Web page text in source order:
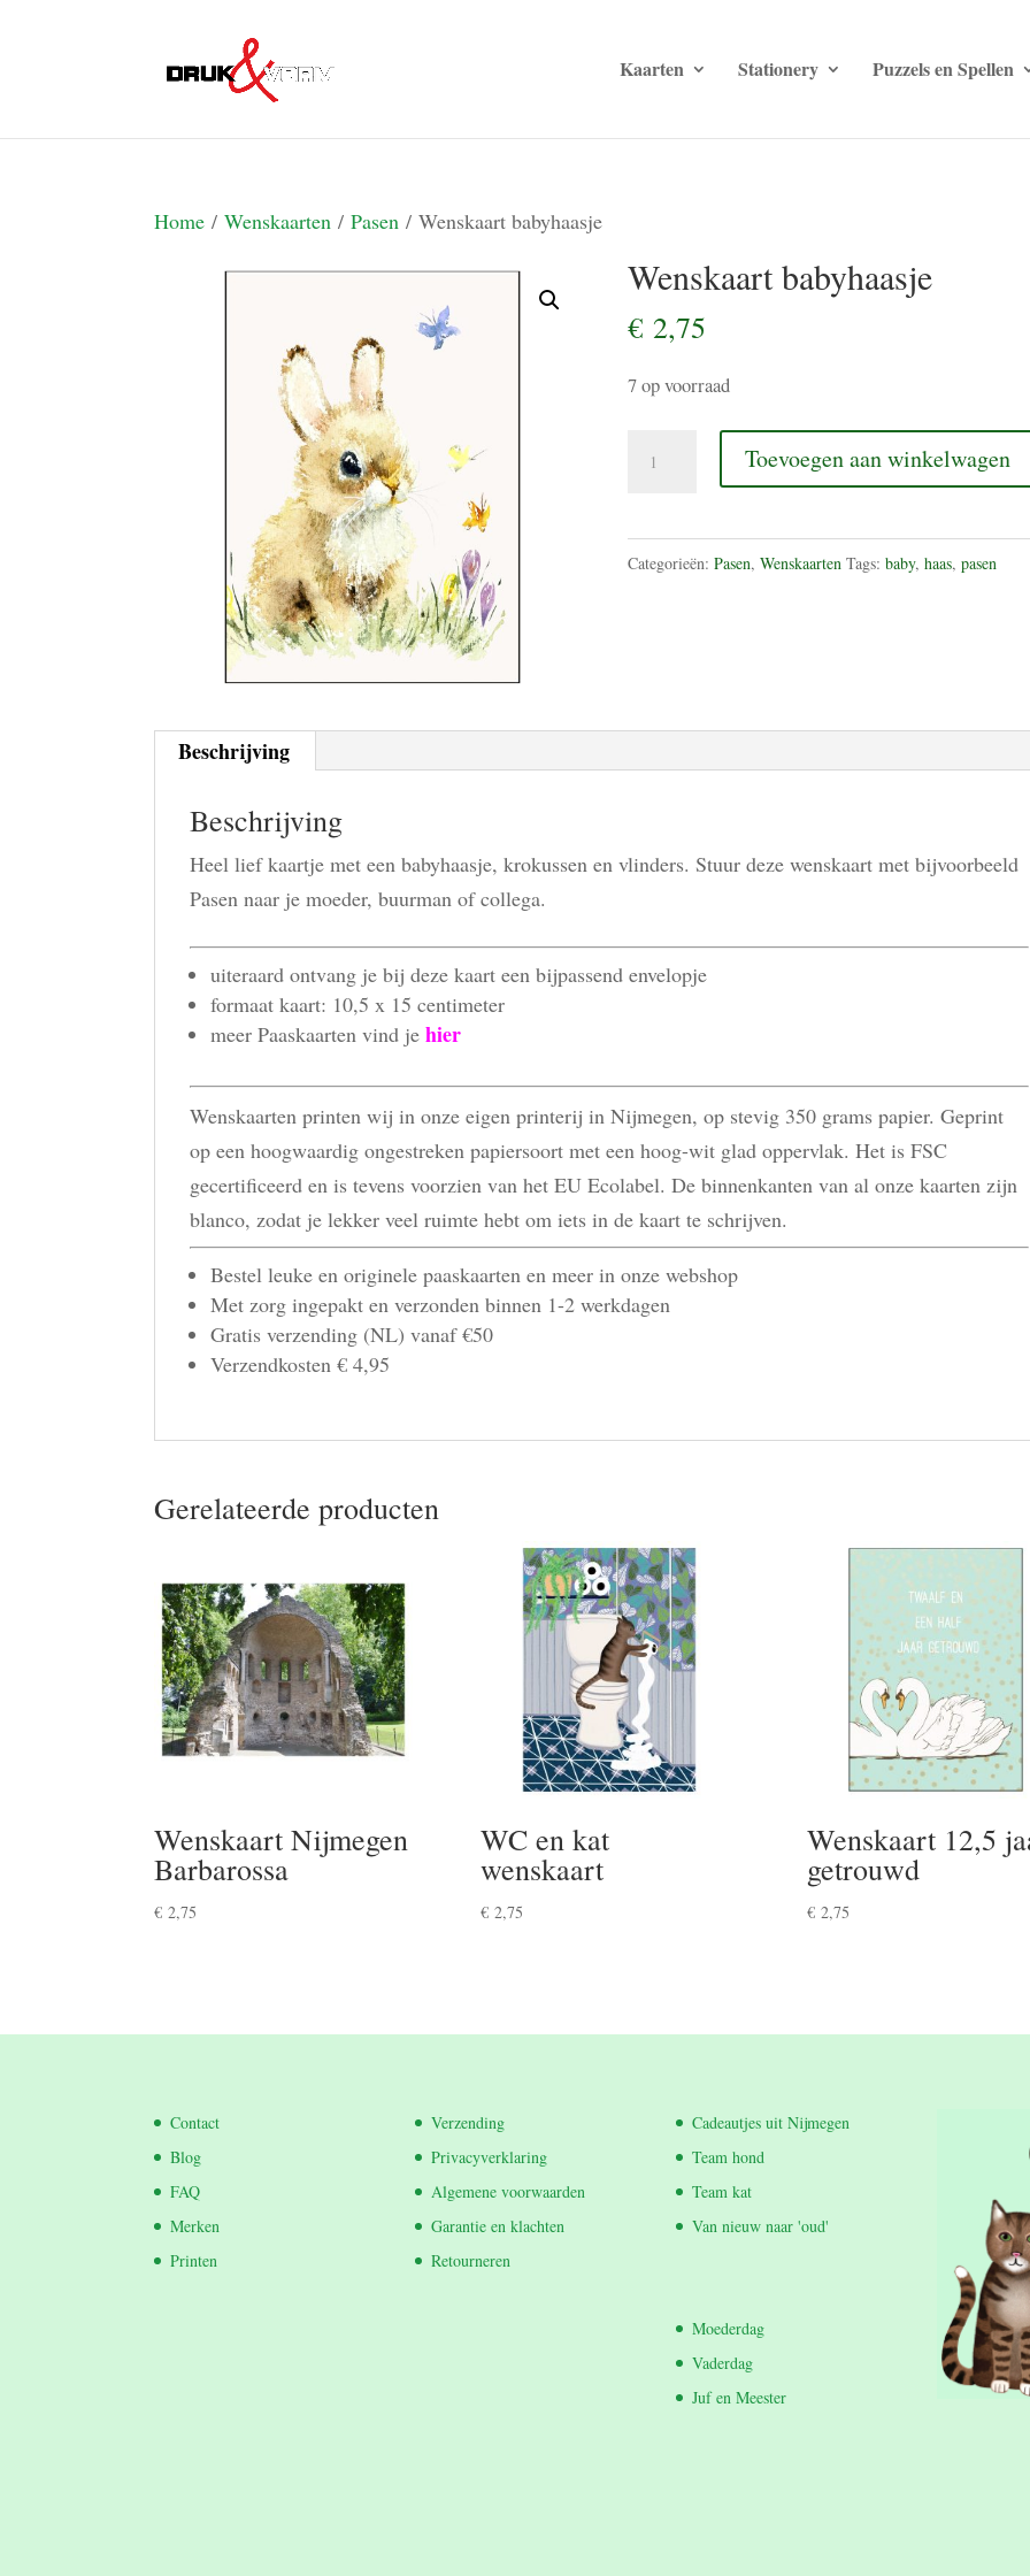
Kaarten Stationery Puzzels en Spellen
Home /Wenskaarten /Pasen / Wenskaart babyhaasje
Wenskaart babyhaasje
€ 2,75
7 op voorraad
Toevoegen aan winkelwagen
Categorieën:Pasen,Wenskaarten Tags:baby,haas,pasen
Beschrijving
Beschrijving
Heel lief kaartje met een babyhaasje, krokussen en vlinders. Stuur deze wenskaart met bijvoorbeeld
Pasen naar je moeder, buurman of collega.
uiteraard ontvang je bij deze kaart een bijpassend envelopje
formaat kaart: 10,5 x 15 centimeter
meer Paaskaarten vind jehier
Wenskaarten printen wij in onze eigen printerij in Nijmegen, op stevig 350 grams papier. Geprint
op een hoogwaardig ongestreken papiersoort met een hoog-wit glad oppervlak. Het is FSC
gecertificeerd en is tevens voorzien van het EU Ecolabel. De binnenkanten van al onze kaarten zijn
blanco, zodat je lekker veel ruimte hebt om iets in de kaart te schrijven.
Bestel leuke en originele paaskaarten en meer in onze webshop
Met zorg ingepakt en verzonden binnen 1-2 werkdagen
Gratis verzending (NL) vanaf €50
Verzendkosten € 4,95
Gerelateerde producten
Wenskaart Nijmegen
Barbarossa
€ 2,75
WC en kat
wenskaart
€2,75
Wenskaart 12,5
getrouwd
€2,75
Contact
Blog
FAQ
Merken
Printen
Verzending
Privacyverklaring
Algemene voorwaarden
Garantie en klachten
Retourneren
Cadeautjes uit Nijmegen
Team hond
Team kat
Van nieuw naar 'oud'
Moederdag
Vaderdag
Juf en Meester